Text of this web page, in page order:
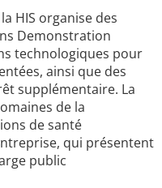
HIS organise des
Demonstration
technologiques pour
ainsi que des
supplémentaire. La
de la
de santé
qui présentent
public